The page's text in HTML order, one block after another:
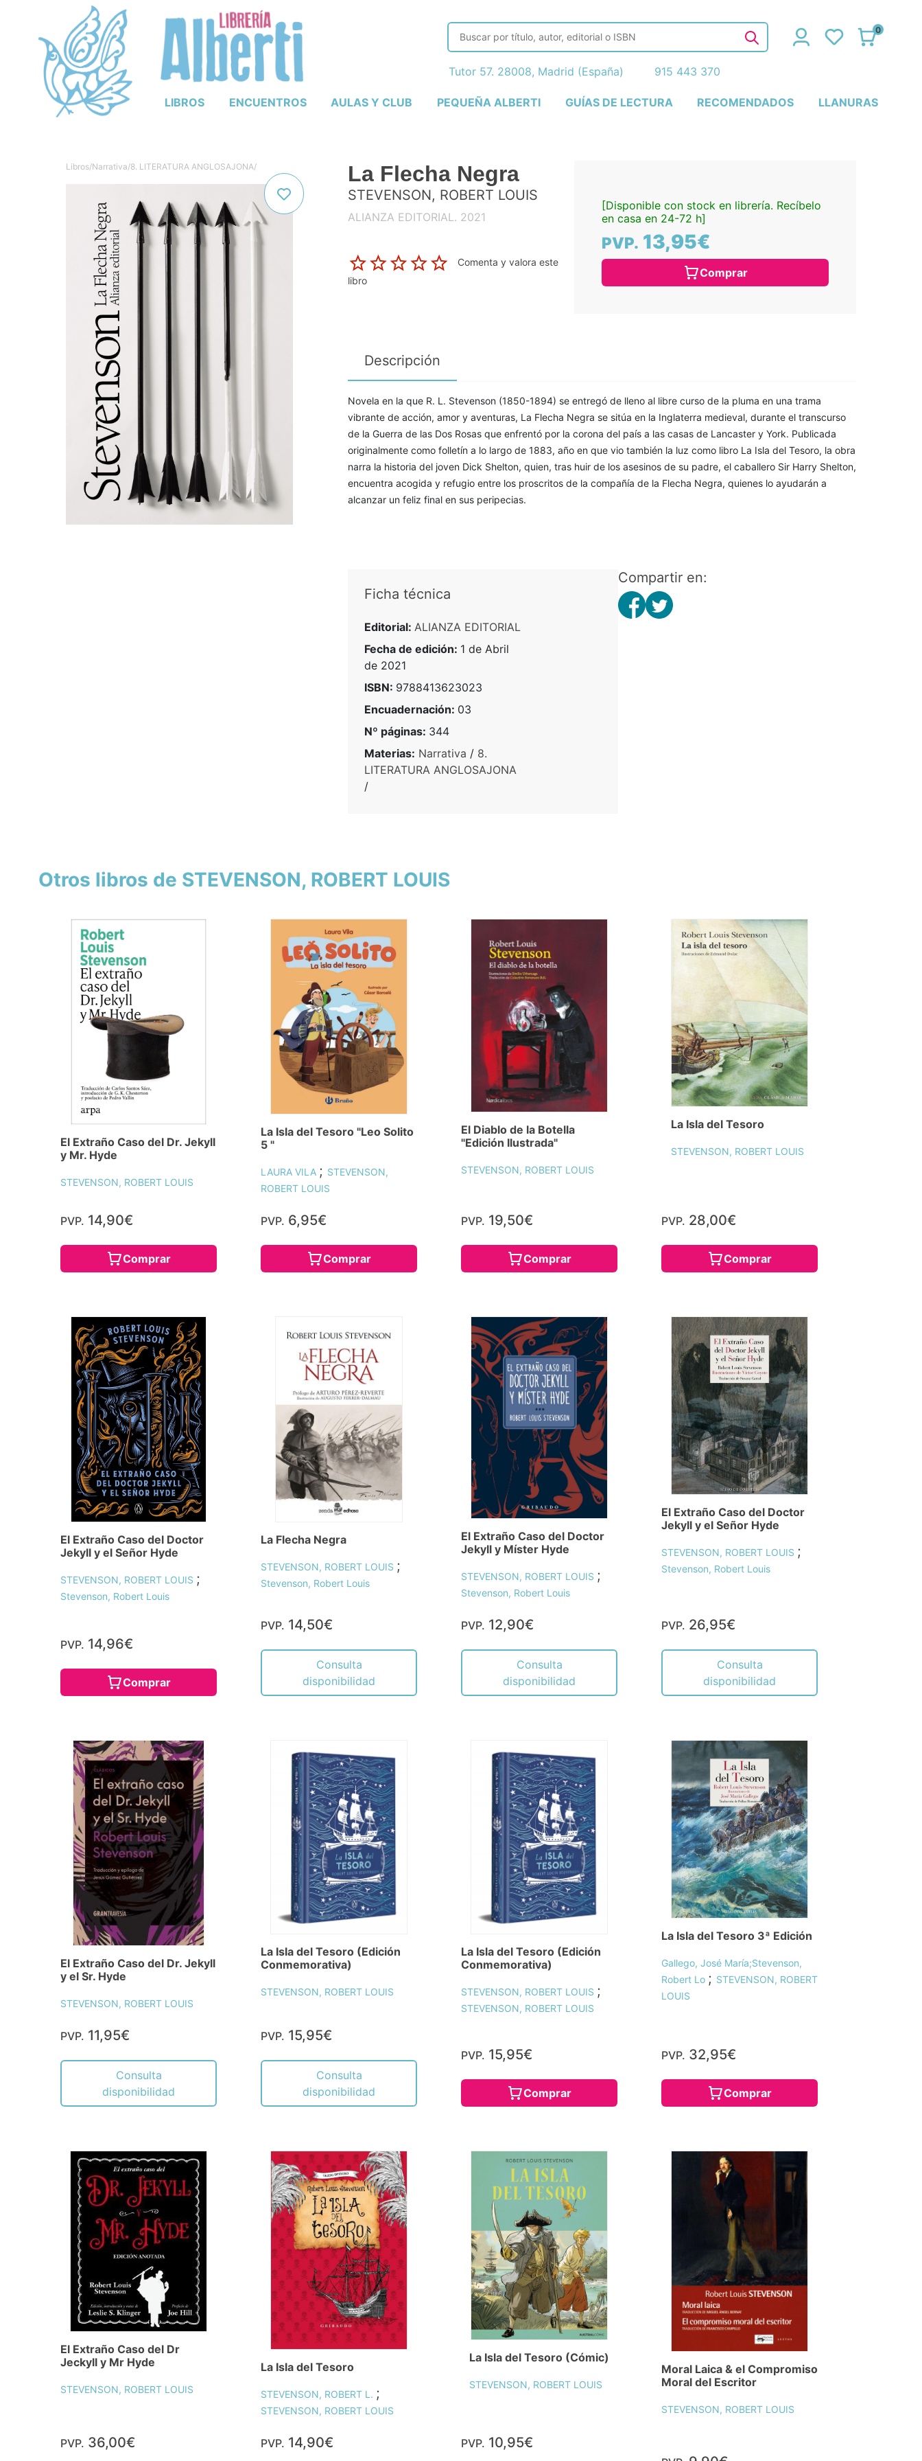
LIBROS ENCUENTROS AULAS Y CLUB PEQUEÑA ALBERTI GUÍAS DE LECTURA RECOMENDADOS LLANURAS
0
Tutor 57. 28008, Madrid (España) 915 443 370
Libros/Narrativa/8. LITERATURA ANGLOSAJONA/ La Flecha Negra
STEVENSON, ROBERT LOUIS
ALIANZA EDITORIAL. 2021
Comenta y valora este
libro
[Disponible con stock en librería. Recíbelo
en casa en 24-72 h]
PVP. 13,95€
Comprar
Descripción
Novela en la que R. L. Stevenson (1850-1894) se entregó de lleno al libre curso de la pluma en una trama
vibrante de acción, amor y aventuras, La Flecha Negra se sitúa en la Inglaterra medieval, durante el transcurso
de la Guerra de las Dos Rosas que enfrentó por la corona del país a las casas de Lancaster y York. Publicada
originalmente como folletín a lo largo de 1883, año en que vio también la luz como libro La Isla del Tesoro, la obra
narra la historia del joven Dick Shelton, quien, tras huir de los asesinos de su padre, el caballero Sir Harry Shelton,
encuentra acogida y refugio entre los proscritos de la compañía de la Flecha Negra, quienes lo ayudarán a
alcanzar un feliz final en sus peripecias.
Ficha técnica
Editorial: ALIANZA EDITORIAL
Fecha de edición: 1 de Abril
de 2021
ISBN: 9788413623023
Encuadernación: 03
Nº páginas: 344
Materias: Narrativa / 8.
LITERATURA ANGLOSAJONA
/
Compartir en:
Otros libros de STEVENSON, ROBERT LOUIS
El Extraño Caso del Dr. Jekyll
y Mr. Hyde
STEVENSON, ROBERT LOUIS
PVP. 14,90€
Comprar
La Isla del Tesoro "Leo Solito
5 "
LAURA VILA ; STEVENSON,
ROBERT LOUIS
PVP. 6,95€
Comprar
El Diablo de la Botella
"Edición Ilustrada"
STEVENSON, ROBERT LOUIS
PVP. 19,50€
Comprar
La Isla del Tesoro
STEVENSON, ROBERT LOUIS
PVP. 28,00€
Comprar
El Extraño Caso del Doctor
Jekyll y el Señor Hyde
STEVENSON, ROBERT LOUIS ;
Stevenson, Robert Louis
PVP. 14,96€
Comprar
La Flecha Negra
STEVENSON, ROBERT LOUIS ;
Stevenson, Robert Louis
PVP. 14,50€
Consulta
disponibilidad
El Extraño Caso del Doctor
Jekyll y Míster Hyde
STEVENSON, ROBERT LOUIS ;
Stevenson, Robert Louis
PVP. 12,90€
Consulta
disponibilidad
El Extraño Caso del Doctor
Jekyll y el Señor Hyde
STEVENSON, ROBERT LOUIS ;
Stevenson, Robert Louis
PVP. 26,95€
Consulta
disponibilidad
El Extraño Caso del Dr. Jekyll
y el Sr. Hyde
STEVENSON, ROBERT LOUIS
PVP. 11,95€
Consulta
disponibilidad
La Isla del Tesoro (Edición
Conmemorativa)
STEVENSON, ROBERT LOUIS
PVP. 15,95€
Consulta
disponibilidad
La Isla del Tesoro (Edición
Conmemorativa)
STEVENSON, ROBERT LOUIS ;
STEVENSON, ROBERT LOUIS
PVP. 15,95€
Comprar
La Isla del Tesoro 3ª Edición
Gallego, José María;Stevenson,
Robert Lo ; STEVENSON, ROBERT
LOUIS
PVP. 32,95€
Comprar
El Extraño Caso del Dr
Jeckyll y Mr Hyde
STEVENSON, ROBERT LOUIS
PVP. 36,00€
La Isla del Tesoro
STEVENSON, ROBERT L. ;
STEVENSON, ROBERT LOUIS
PVP. 14,90€
La Isla del Tesoro (Cómic)
STEVENSON, ROBERT LOUIS
PVP. 10,95€
Moral Laica & el Compromiso
Moral del Escritor
STEVENSON, ROBERT LOUIS